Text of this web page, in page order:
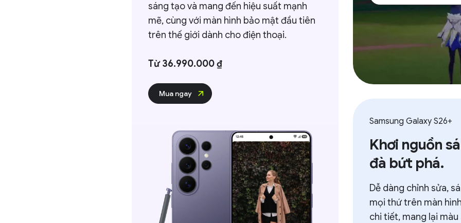
sáng tạo và mang đến hiệu suất mạnh
mẽ, cùng với màn hình bảo mật đầu tiên
trên thế giới dành cho điện thoại.
Từ 36.990.000 ₫
Mua ngay
Samsung Galaxy S26+
Khơi nguồn
đà bứt phá.
Dễ dàng chỉnh sửa, sáng
mọi thứ trên màn hình
chi tiết, mang lại màu